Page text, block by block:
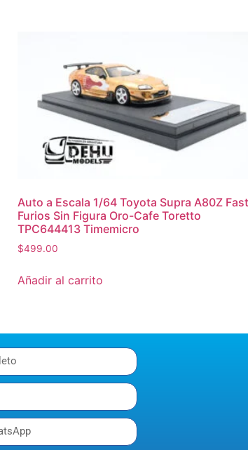
Auto a Escala 1/64 Toyota Supra A80Z
Furios Sin Figura Oro-Cafe Toretto
TPC644413 Timemicro
$499.00
Añadir al carrito